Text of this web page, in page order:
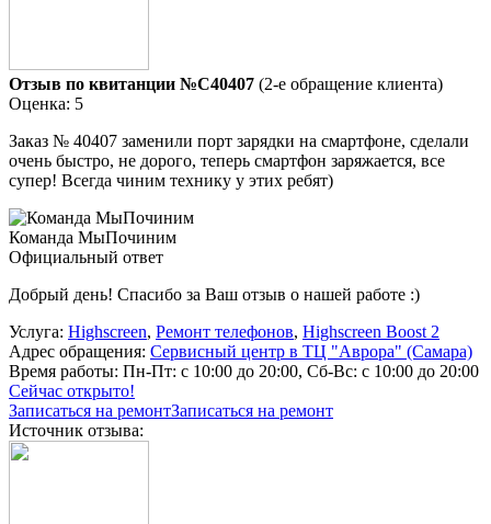
Отзыв по квитанции №C40407 (2-е обращение клиента)
Оценка: 5
Заказ № 40407 заменили порт зарядки на смартфоне, сделали
очень быстро, не дорого, теперь смартфон заряжается, все
супер! Всегда чиним технику у этих ребят)
Команда МыПочиним
Официальный ответ
Добрый день! Спасибо за Ваш отзыв о нашей работе :)
Услуга: Highscreen, Ремонт телефонов, Highscreen Boost 2
Адрес обращения: Сервисный центр в ТЦ "Аврора" (Самара)
Время работы: Пн-Пт: с 10:00 до 20:00, Сб-Вс: с 10:00 до 20:00
Сейчас открыто!
Записаться на ремонтЗаписаться на ремонт
Источник отзыва: